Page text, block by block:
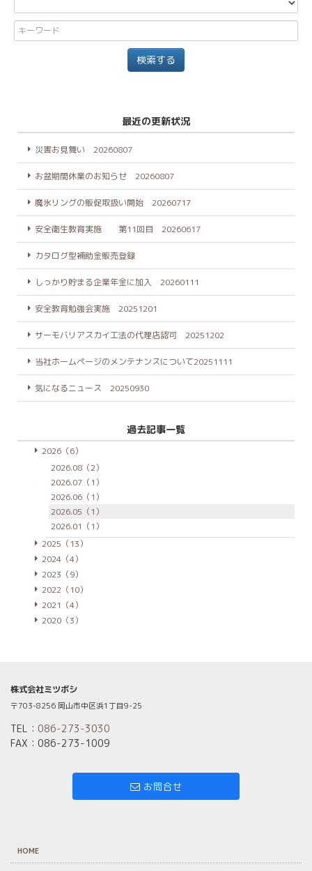
最近の更新状況
災害お見舞い 20260807
お盆期間休業のお知らせ 20260807
魔氷リングの販促取扱い開始 20260717
安全衛生教育実施 第11回目 20260617
カタログ型補助金販売登録
しっかり貯まる企業年金に加入 20260111
安全教育勉強会実施 20251201
サーモバリアスカイ工法の代理店認可 20251202
当社ホームページのメンテナンスについて20251111
気になるニュース 20250930
過去記事一覧
2026（6）
2026.08（2）
2026.07（1）
2026.06（1）
2026.05（1）
2026.01（1）
2025（13）
2024（4）
2023（9）
2022（10）
2021（4）
2020（3）
株式会社ミツボシ
〒703-8256 岡山市中区浜1丁目9-25
TEL： 086-273-3030
FAX：086-273-1009
お問合せ
HOME